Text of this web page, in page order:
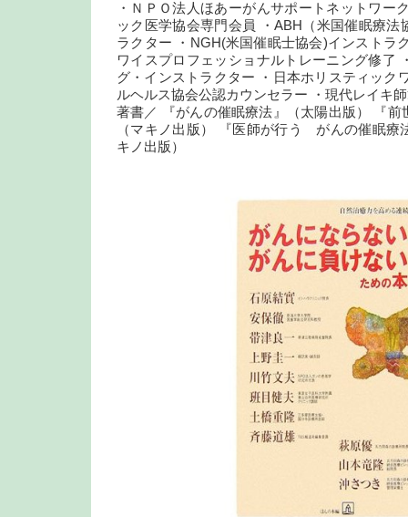
・ＮＰＯ法人ほあーがんサポートネットワー
ック医学協会専門会員 ・ABH（米国催眠療法
ラクター ・NGH(米国催眠士協会)インストラ
ワイスプロフェッショナルトレーニング修了
グ・インストラクター ・日本ホリスティック
ルヘルス協会公認カウンセラー ・現代レイキ
著書／ 『がんの催眠療法』（太陽出版） 『前
（マキノ出版） 『医師が行う がんの催眠療
キノ出版）